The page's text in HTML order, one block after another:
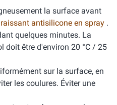
la surface avant
antisilicone en spray .
quelques minutes. La
doit être d'environ 20 °C / 25
sur la surface, en
les coulures. Éviter une